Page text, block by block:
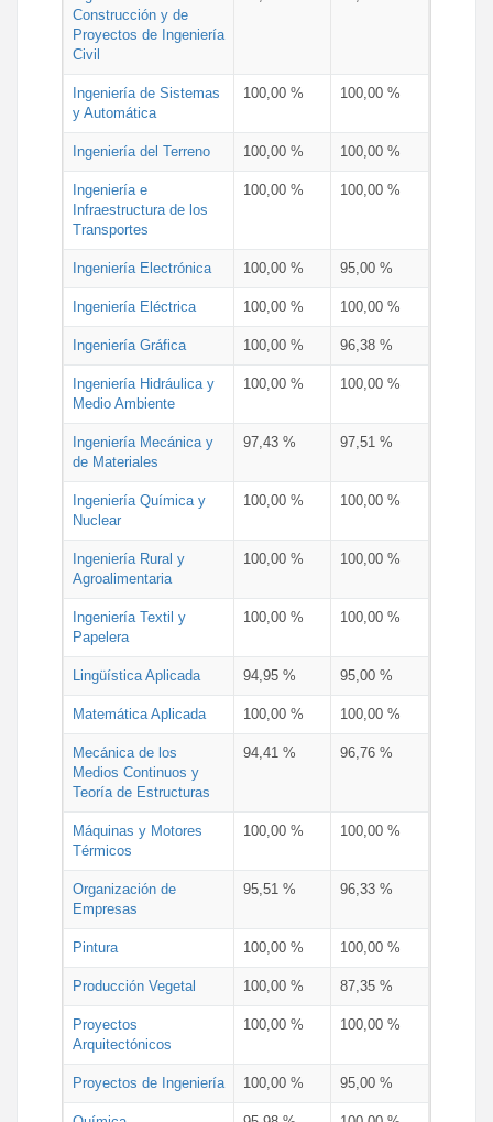
Construcción y de
Proyectos de Ingeniería
Civil
Ingeniería de Sistemas
y Automática
100,00 % 100,00 %
Ingeniería del Terreno 100,00 % 100,00 %
Ingeniería e
Infraestructura de los
Transportes
100,00 % 100,00 %
Ingeniería Electrónica 100,00 % 95,00 %
Ingeniería Eléctrica 100,00 % 100,00 %
Ingeniería Gráfica 100,00 % 96,38 %
Ingeniería Hidráulica y
Medio Ambiente
100,00 % 100,00 %
Ingeniería Mecánica y
de Materiales
97,43 % 97,51 %
Ingeniería Química y
Nuclear
100,00 % 100,00 %
Ingeniería Rural y
Agroalimentaria
100,00 % 100,00 %
Ingeniería Textil y
Papelera
100,00 % 100,00 %
Lingüística Aplicada 94,95 % 95,00 %
Matemática Aplicada 100,00 % 100,00 %
Mecánica de los
Medios Continuos y
Teoría de Estructuras
94,41 % 96,76 %
Máquinas y Motores
Térmicos
100,00 % 100,00 %
Organización de
Empresas
95,51 % 96,33 %
Pintura 100,00 % 100,00 %
Producción Vegetal 100,00 % 87,35 %
Proyectos
Arquitectónicos
100,00 % 100,00 %
Proyectos de Ingeniería 100,00 % 95,00 %